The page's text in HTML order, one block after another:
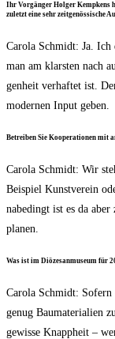
Ihr Vor­gän­ger Hol­ger Kemp­kens
zuletzt eine sehr zeit­ge­nös­si­sche
Caro­la Schmidt: Ja. Ich
man am klars­ten nach
gen­heit ver­haf­tet ist.
moder­nen Input geben.
Betrei­ben Sie Koope­ra­tio­nen mit
Caro­la Schmidt: Wir
Bei­spiel Kunst­ver­ein
nabe­dingt ist es da
planen.
Was ist im Diö­ze­san­mu­se­um für
Caro­la Schmidt:
genug Bau­ma­te­ria­li­en
gewis­se Knapp­heit –